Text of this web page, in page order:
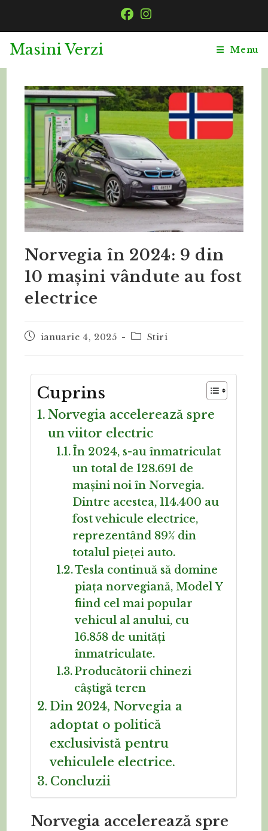
Masini Verzi Menu
Norvegia în 2024: 9 din
10 mașini vândute au fost
electrice
ianuarie 4, 2025 Stiri
Cuprins
Norvegia accelerează spre
un viitor electric
În 2024, s-au înmatriculat
un total de 128.691 de
mașini noi în Norvegia.
Dintre acestea, 114.400 au
fost vehicule electrice,
reprezentând 89% din
totalul pieței auto.
Tesla continuă să domine
piața norvegiană, Model Y
fiind cel mai popular
vehicul al anului, cu
16.858 de unități
înmatriculate.
Producătorii chinezi
câștigă teren
Din 2024, Norvegia a
adoptat o politică
exclusivistă pentru
vehiculele electrice.
Concluzii
Norvegia accelerează spre